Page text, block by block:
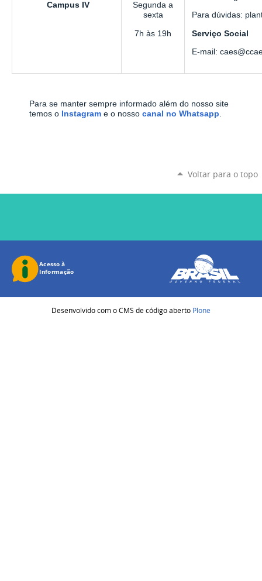
Campus IV
Segunda a
sexta
7h às 19h
Para dúvidas:
Serviço Social
E-mail:
Para se manter sempre informado além do nosso site
temos o Instagram e o nosso canal no Whatsapp.
Voltar para o topo
Desenvolvido com o CMS de código aberto Plone